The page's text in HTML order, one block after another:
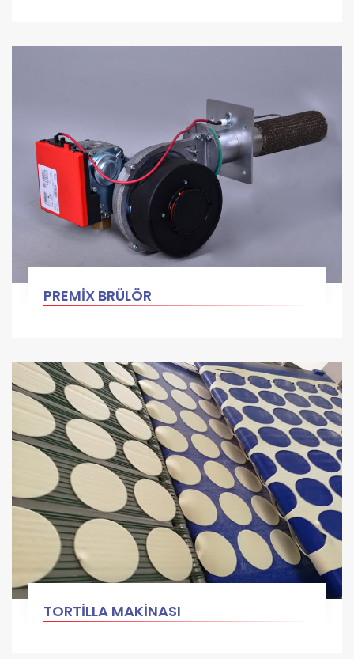
PREMİX BRÜLÖR
TORTİLLA MAKİNASI